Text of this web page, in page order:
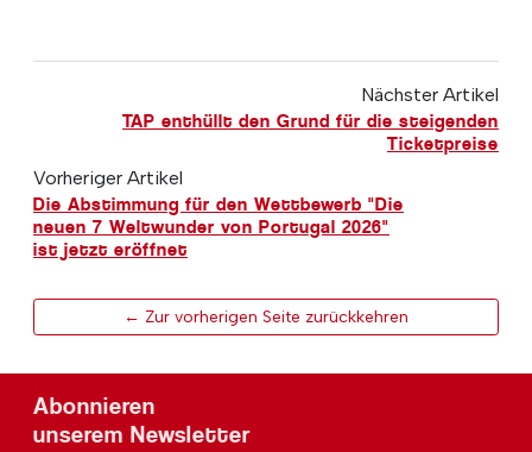
Nächster Artikel
TAP enthüllt den Grund für die steigenden
Ticketpreise
Vorheriger Artikel
Die Abstimmung für den Wettbewerb "Die
neuen 7 Weltwunder von Portugal 2026"
ist jetzt eröffnet
← Zur vorherigen Seite zurückkehren
Abonnieren
unserem Newsletter